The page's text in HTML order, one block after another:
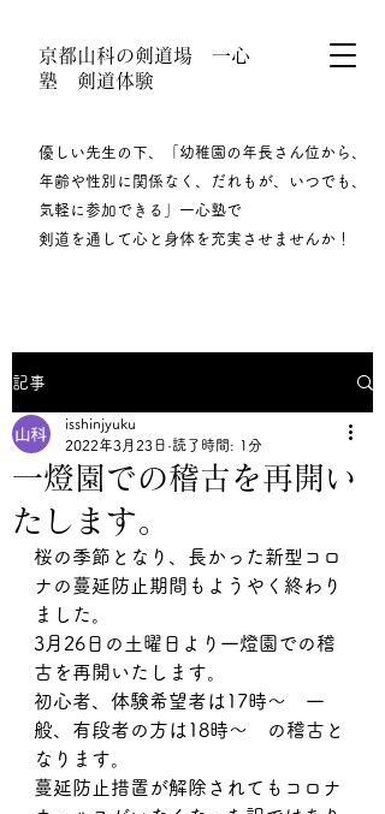
京都山科の剣道場 一心
塾 剣道体験
優しい先生の下、「幼稚園の年長さん位から、
年齢や性別に関係なく、だれもが、いつでも、
気軽に参加できる」一心塾で
剣道を通して心と身体を充実させませんか！​
記事
一燈園での稽古を再開い
たします。
isshinjyuku
2022年3月23日 読了時間: 1分
桜の季節となり、長かった新型コロ
ナの蔓延防止期間もようやく終わり
ました。
3月26日の土曜日より一燈園での稽
古を再開いたします。
初心者、体験希望者は17時～　一
般、有段者の方は18時～　の稽古と
なります。
蔓延防止措置が解除されてもコロナ